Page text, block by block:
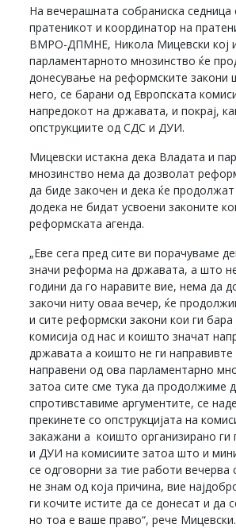
На вечерашната собраниска седница
пратеникот и координатор на
ВМРО-ДПМНЕ, Никола Мицевски кој
парламентарното мнозинство ќе
донесување на реформските закони
него, се барани од Европската
напредокот на државата, и покрај,
опструкциите од СДС и ДУИ.
Мицевски истакна дека Владата и
мнозинство нема да дозволат
да биде закочен и дека ќе
додека не бидат усвоени законите
реформската агенда.
„Еве сега пред сите ви порачуваме
значи реформа на државата, а што
години да го наравите вие, нема да
закочи ниту оваа вечер, ќе
и сите реформски закони кои ги бара
комисија од нас и коишто значат
државата а коишто не ги направивте
направени од ова парламентарно
затоа сите сме тука да продолжиме
спротивставиме аргументите, се
прекинете со опструкцијата на
закажани а коишто организирано ги
и ДУИ на комисиите затоа што и
се одговорни за тие работи вечерва
не знам од која причина, вие
ги кочите истите да се донесат и да
но тоа е ваше право“, рече Мицевски.